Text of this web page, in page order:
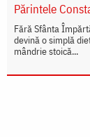
Părintele
Fără Sfânta
devină o simplă
mândrie stoică...